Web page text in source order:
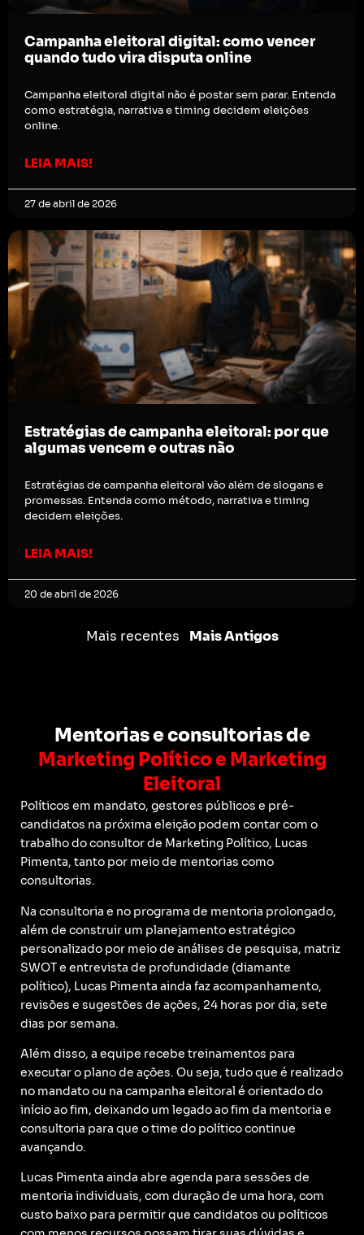
Campanha eleitoral digital: como vencer
quando tudo vira disputa online
Campanha eleitoral digital não é postar sem parar. Entenda
como estratégia, narrativa e timing decidem eleições
online.
LEIA MAIS!
27 de abril de 2026
Estratégias de campanha eleitoral: por que
algumas vencem e outras não
Estratégias de campanha eleitoral vão além de slogans e
promessas. Entenda como método, narrativa e timing
decidem eleições.
LEIA MAIS!
20 de abril de 2026
Mais recentes Mais Antigos
Mentorias e consultorias de
Marketing Político e Marketing
Eleitoral
Políticos em mandato, gestores públicos e pré-
candidatos na próxima eleição podem contar com o
trabalho do consultor de Marketing Político, Lucas
Pimenta, tanto por meio de mentorias como
consultorias.
Na consultoria e no programa de mentoria prolongado,
além de construir um planejamento estratégico
personalizado por meio de análises de pesquisa, matriz
SWOT e entrevista de profundidade (diamante
político), Lucas Pimenta ainda faz acompanhamento,
revisões e sugestões de ações, 24 horas por dia, sete
dias por semana.
Além disso, a equipe recebe treinamentos para
executar o plano de ações. Ou seja, tudo que é realizado
no mandato ou na campanha eleitoral é orientado do
início ao fim, deixando um legado ao fim da mentoria e
consultoria para que o time do político continue
avançando.
Lucas Pimenta ainda abre agenda para sessões de
mentoria individuais, com duração de uma hora, com
custo baixo para permitir que candidatos ou políticos